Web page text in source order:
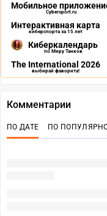
Мобильное
Cybersport.ru
Интерактивная карта
киберспорта за 15 лет
Киберкалендарь
по Миру Танков
The International 2026
выбирай фаворита!
Комментарии
ПО ДАТЕ ПО